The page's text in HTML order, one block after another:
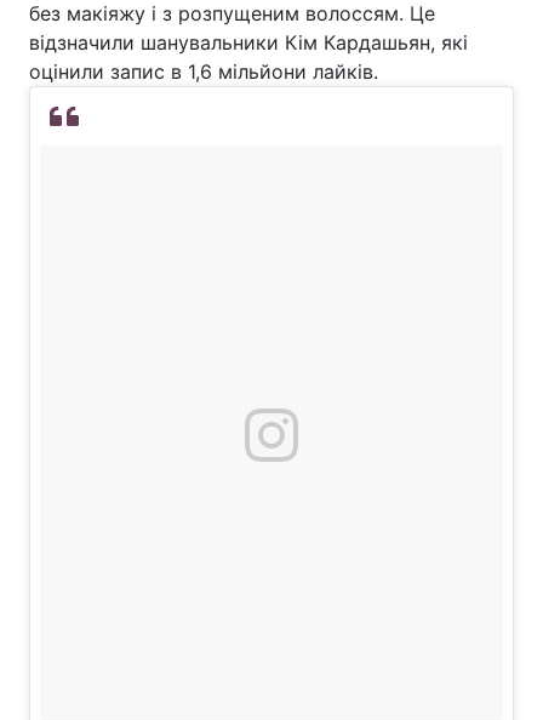
Регіони
Лонгріди
без макіяжу і з розпущеним волоссям. Це
відзначили шанувальники Кім Кардашьян, які
оцінили запис в 1,6 мільйони лайків.